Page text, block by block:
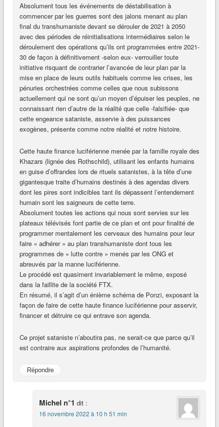
Absolument tous les événements de déstabilisation à
commencer par les guerres sont des jalons menant au plan
final du transhumaniste devant se dérouler de 2021 à 2050
avec des périodes de réinitialisations intermédiaires selon le
déroulement des opérations qu’ils ont programmées entre 2021-
30 de façon à définitivement -selon eux- verrouiller toute
initiative risquant de contrarier l’avancée de leur plan par la
mise en place de leurs outils habituels comme les crises, les
pénuries orchestrées comme celles que nous subissons
actuellement qui ne sont qu’un moyen d’épuiser les peuples, ne
connaissant rien d’autre de la réalité que celle -falsifiée- que
cette engeance sataniste, asservie à des puissances
exogènes, présente comme notre réalité et notre histoire.
Cette haute finance luciférienne menée par la famille royale des
Khazars (lignée des Rothschild), utilisant les enfants humains
en guise d’offrandes lors de rituels satanistes, à la tête d’une
gigantesque traite d’humains destinés à des agendas divers
dont les pires sont indicibles tant ils dépassent l’entendement
humain sont les saigneurs de cette terre.
Absolument toutes les actions qui nous sont servies sur les
plateaux télévisés font partie de ce plan et ont pour finalité de
programmer mentalement les cerveaux des humains pour leur
faire « adhérer » au plan transhumaniste dont tous les
programmes de « lutte contre » menés par les ONG et
abreuvés par la manne luciférienne.
Le procédé est quasiment invariablement le même, exposé
dans la faillite de la société FTX.
En résumé, il s’agit d’un énième schéma de Ponzi, exposant la
façon de faire de cette haute finance luciférienne pour asservir,
financer et détruire ce qui entrave son agenda.
Ce projet sataniste n’aboutira pas, ne serait-ce que parce qu’il
est contraire aux aspirations profondes de l’humanité.
Répondre
Michel n°1 dit :
16 novembre 2022 à 10 h 51 min